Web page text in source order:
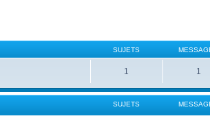
SUJETS
1 1
SUJETS